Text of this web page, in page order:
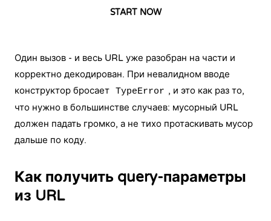
START NOW
Один вызов - и весь URL уже разобран на части и
корректно декодирован. При невалидном вводе
конструктор бросает TypeError , и это как раз то,
что нужно в большинстве случаев: мусорный URL
должен падать громко, а не тихо протаскивать мусор
дальше по коду.
Как получить query-параметры
из URL